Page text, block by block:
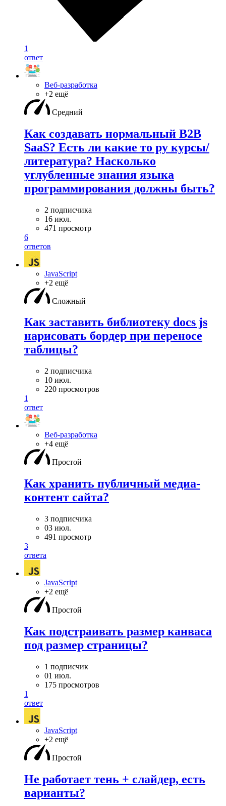
1
ответ
Веб-разработка
+2 ещё
Средний
Как создавать нормальный B2B
SaaS? Есть ли какие то ру курсы/
литература? Насколько
углубленные знания языка
программирования должны быть?
2 подписчика
16 июл.
471 просмотр
6
ответов
JavaScript
+2 ещё
Сложный
Как заставить библиотеку docs js
нарисовать бордер при переносе
таблицы?
2 подписчика
10 июл.
220 просмотров
1
ответ
Веб-разработка
+4 ещё
Простой
Как хранить публичный медиа-
контент сайта?
3 подписчика
03 июл.
491 просмотр
3
ответа
JavaScript
+2 ещё
Простой
Как подстраивать размер канваса
под размер страницы?
1 подписчик
01 июл.
175 просмотров
1
ответ
JavaScript
+2 ещё
Простой
Не работает тень + слайдер, есть
варианты?